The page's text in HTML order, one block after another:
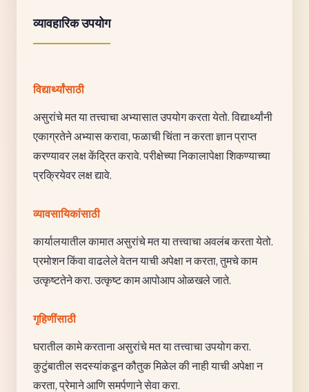
व्यावहारिक उपयोग
विद्यार्थ्यांसाठी
असुरांचे मत या तत्त्वाचा अभ्यासात उपयोग करता येतो. विद्यार्थ्यांनी
एकाग्रतेने अभ्यास करावा, फळाची चिंता न करता ज्ञान प्राप्त
करण्यावर लक्ष केंद्रित करावे. परीक्षेच्या निकालापेक्षा शिकण्याच्या
प्रक्रियेवर लक्ष द्यावे.
व्यावसायिकांसाठी
कार्यालयातील कामात असुरांचे मत या तत्त्वाचा अवलंब करता येतो.
प्रमोशन किंवा वाढलेले वेतन याची अपेक्षा न करता, तुमचे काम
उत्कृष्टतेने करा. उत्कृष्ट काम आपोआप ओळखले जाते.
गृहिणींसाठी
घरातील कामे करताना असुरांचे मत या तत्त्वाचा उपयोग करा.
कुटुंबातील सदस्यांकडून कौतुक मिळेल की नाही याची अपेक्षा न
करता, प्रेमाने आणि समर्पणाने सेवा करा.